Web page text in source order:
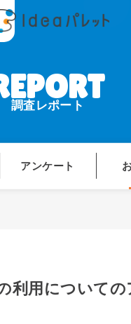
調査レポート
アンケート
利用についての